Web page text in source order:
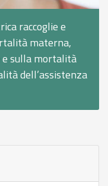
raccoglie e
materna,
sulla mortalità
dell’assistenza